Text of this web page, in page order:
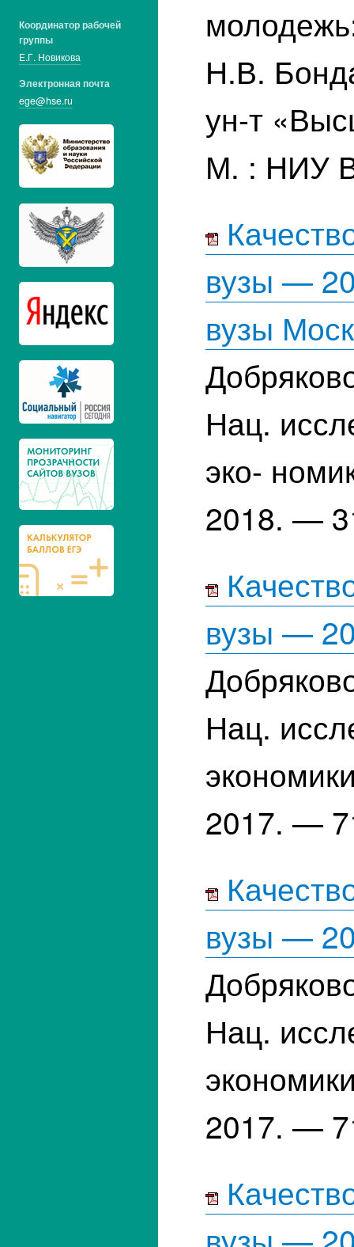
Координатор рабочей
группы
Е.Г. Новикова
Электронная почта
ege@hse.ru
Н.В.
ун-т
М. : НИУ
вузы —
вузы
Нац.
эко-
2018. —
вузы —
Нац.
2017. —
вузы —
Нац.
2017. —